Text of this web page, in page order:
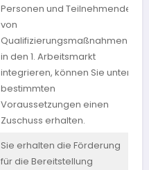
Personen und Teilnehmende
von
Qualifizierungsmaßnahmen
in den 1. Arbeitsmarkt
integrieren, können Sie unter
bestimmten
Voraussetzungen einen
Zuschuss erhalten.
Sie erhalten die Förderung
für die Bereitstellung